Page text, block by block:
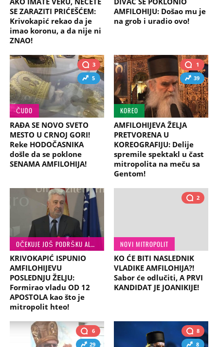
SE ZARAZITI PRIĆEŠĆEM:
Krivokapić rekao da je
imao koronu, a da nije ni
ZNAO!
AMFILOHIJU: Došao mu je
na grob i uradio ovo!
3
5
ČUDO
RAĐA SE NOVO SVETO
MESTO U CRNOJ GORI!
Reke HODOČASNIKA
došle da se poklone
SENAMA AMFILOHIJA!
1
39
KOREO
AMFILOHIJEVA ŽELJA
PRETVORENA U
KOREOGRAFIJU: Delije
spremile spektakl u čast
mitropolita na meču sa
Gentom!
OČEKUJE JOŠ PODRŠKU ALBANACA
KRIVOKAPIĆ ISPUNIO
AMFILOHIJEVU
POSLEDNJU ŽELJU:
Formirao vladu OD 12
APOSTOLA kao što je
mitropolit hteo!
2
NOVI MITROPOLIT
KO ĆE BITI NASLEDNIK
VLADIKE AMFILOHIJA?!
Sabor će odlučiti, A PRVI
KANDIDAT JE JOANIKIJE!
6
29
8
8